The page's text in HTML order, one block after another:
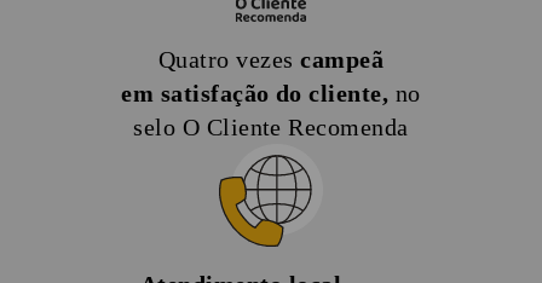
Quatro vezescampeã
em satisfação do cliente, no
selo O Cliente Recomenda